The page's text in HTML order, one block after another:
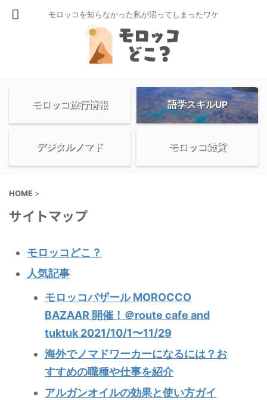
モロッコを知らなかった私が沼ってしまったワケ
モロッコ旅行情報 語学スキルUP
デジタルノマド モロッコ雑貨
HOME >
サイトマップ
モロッコどこ？
人気記事
モロッコバザール MOROCCO
BAZAAR 開催！＠route cafe and
tuktuk 2021/10/1〜11/29
海外でノマドワーカーになるには？お
すすめの職種や仕事を紹介
アルガンオイルの効果と使い方ガイ